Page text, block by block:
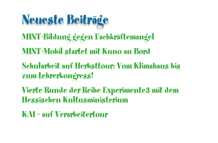
Neueste Beiträge
MINT-Bildung gegen Fachkräftemangel
MINT-Mobil startet mit Kuno an Bord
Schularbeit auf Herbsttour: Vom Klimahaus bis
zum Lehrerkongress!
Vierte Runde der Reihe Experimente3 mit dem
Hessischen Kultusministerium
KAI – auf Verarbeitertour